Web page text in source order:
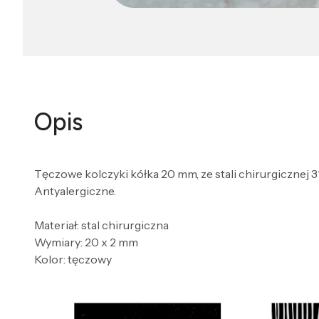
Opis
Tęczowe kolczyki kółka 20 mm, ze stali chirurgicznej
Antyalergiczne.
Materiał: stal chirurgiczna
Wymiary: 20 x 2 mm
Kolor: tęczowy